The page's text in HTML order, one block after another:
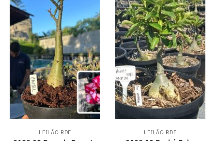
LEILÃO RDF LEILÃO RDF